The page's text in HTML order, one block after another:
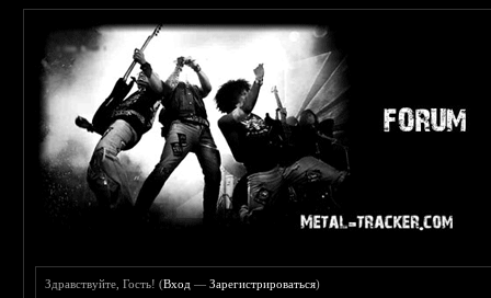
Здравствуйте, Гость! (Вход —Зарегистрироваться)